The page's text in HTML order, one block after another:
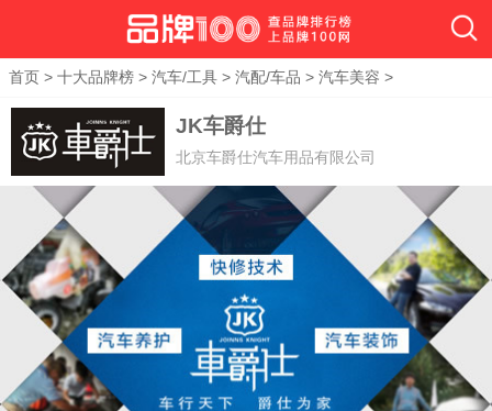
首页 > 十大品牌榜 > 汽车/工具 > 汽配/车品 > 汽车美容 >
JK车爵仕
北京车爵仕汽车用品有限公司